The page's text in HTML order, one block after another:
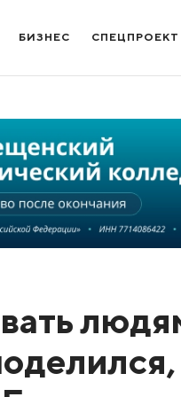
БИЗНЕС СПЕЦПРОЕКТ